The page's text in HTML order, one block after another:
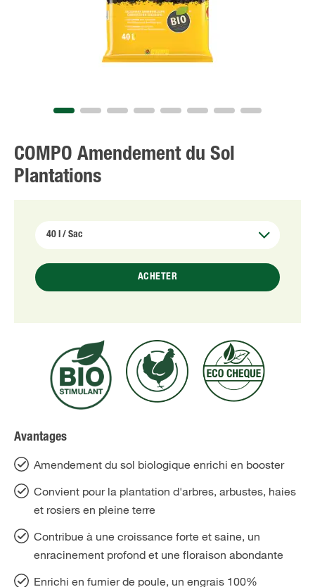
COMPO Amendement du Sol
Plantations
ACHETER
Avantages
Amendement du sol biologique enrichi en booster
Convient pour la plantation d'arbres, arbustes, haies
et rosiers en pleine terre
Contribue à une croissance forte et saine, un
enracinement profond et une floraison abondante
Enrichi en fumier de poule, un engrais 100%